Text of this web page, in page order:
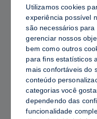
Utilizamos cookies
experiência possível
são necessários
gerenciar nossos
bem como outros
para fins estatísticos
mais confortáveis ​​do
conteúdo
categorias você
dependendo das
funcionalidade